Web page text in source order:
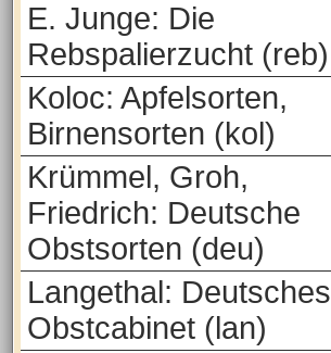
E. Junge: Die
Rebspalierzucht (reb)
Koloc: Apfelsorten,
Birnensorten (kol)
Krümmel, Groh,
Friedrich: Deutsche
Obstsorten (deu)
Langethal: Deutsches
Obstcabinet (lan)